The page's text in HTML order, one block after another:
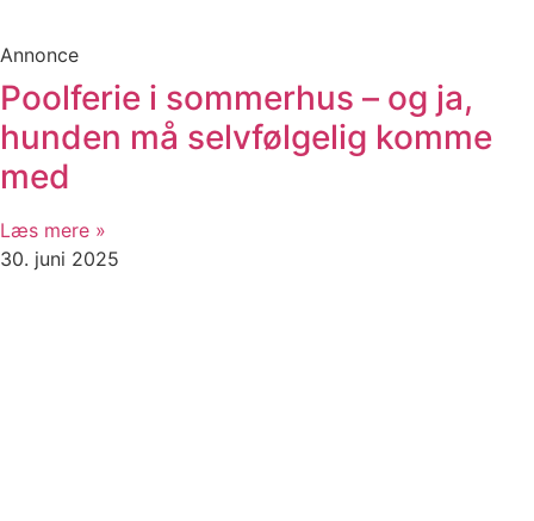
Annonce
Poolferie i sommerhus – og ja,
hunden må selvfølgelig komme
med
Læs mere »
30. juni 2025